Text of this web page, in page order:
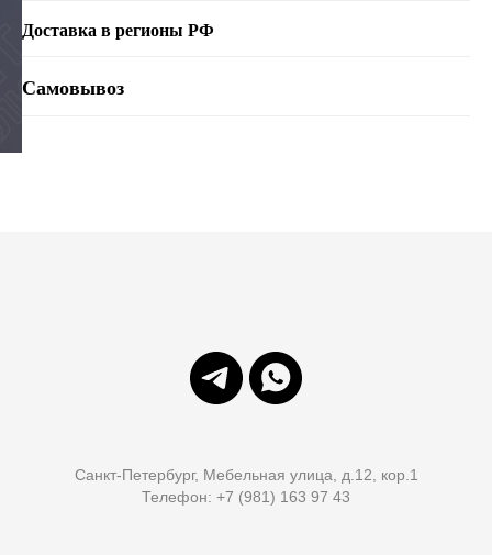
Доставка в регионы РФ
Самовывоз
Санкт-Петербург, Мебельная улица, д.12, кор.1
Телефон: +7 (981) 163 97 43